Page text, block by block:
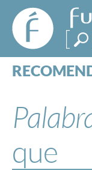
FundéuRAE
- Fundación
del Español
Urgente
NOTICIAS
que